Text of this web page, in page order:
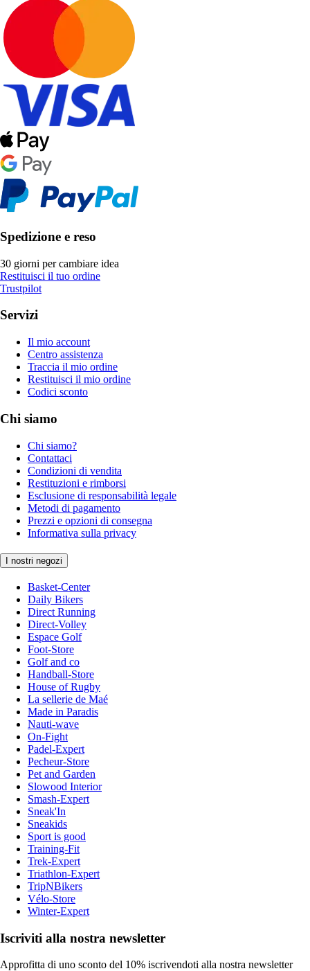
Spedizione e reso
30 giorni per cambiare idea
Restituisci il tuo ordine
Trustpilot
Servizi
Il mio account
Centro assistenza
Traccia il mio ordine
Restituisci il mio ordine
Codici sconto
Chi siamo
Chi siamo?
Contattaci
Condizioni di vendita
Restituzioni e rimborsi
Esclusione di responsabilità legale
Metodi di pagamento
Prezzi e opzioni di consegna
Informativa sulla privacy
I nostri negozi
Basket-Center
Daily Bikers
Direct Running
Direct-Volley
Espace Golf
Foot-Store
Golf and co
Handball-Store
House of Rugby
La sellerie de Maé
Made in Paradis
Nauti-wave
On-Fight
Padel-Expert
Pecheur-Store
Pet and Garden
Slowood Interior
Smash-Expert
Sneak'In
Sneakids
Sport is good
Training-Fit
Trek-Expert
Triathlon-Expert
TripNBikers
Vélo-Store
Winter-Expert
Iscriviti alla nostra newsletter
Approfitta di uno sconto del 10% iscrivendoti alla nostra newsletter